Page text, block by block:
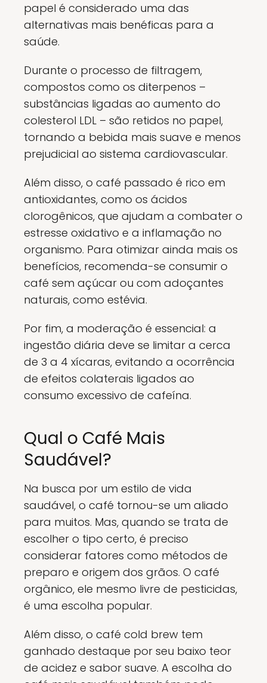
papel é considerado uma das
alternativas mais benéficas para a
saúde.
Durante o processo de filtragem,
compostos como os diterpenos –
substâncias ligadas ao aumento do
colesterol LDL – são retidos no papel,
tornando a bebida mais suave e menos
prejudicial ao sistema cardiovascular.
Além disso, o café passado é rico em
antioxidantes, como os ácidos
clorogênicos, que ajudam a combater o
estresse oxidativo e a inflamação no
organismo. Para otimizar ainda mais os
benefícios, recomenda-se consumir o
café sem açúcar ou com adoçantes
naturais, como estévia.
Por fim, a moderação é essencial: a
ingestão diária deve se limitar a cerca
de 3 a 4 xícaras, evitando a ocorrência
de efeitos colaterais ligados ao
consumo excessivo de cafeína.
Qual o Café Mais
Saudável?
Na busca por um estilo de vida
saudável, o café tornou-se um aliado
para muitos. Mas, quando se trata de
escolher o tipo certo, é preciso
considerar fatores como métodos de
preparo e origem dos grãos. O café
orgânico, ele mesmo livre de pesticidas,
é uma escolha popular.
Além disso, o café cold brew tem
ganhado destaque por seu baixo teor
de acidez e sabor suave. A escolha do